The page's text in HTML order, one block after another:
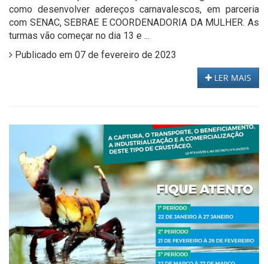
como desenvolver adereços carnavalescos, em parceria
com SENAC, SEBRAE E COORDENADORIA DA MULHER. As
turmas vão começar no dia 13 e ...
Publicado em 07 de fevereiro de 2023
LER MAIS